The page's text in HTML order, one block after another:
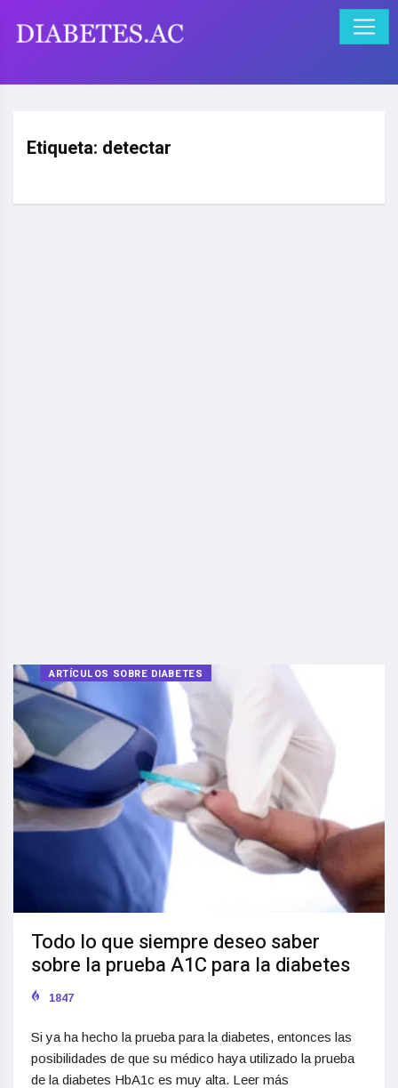
Etiqueta: detectar
ARTÍCULOS SOBRE DIABETES
Todo lo que siempre deseo saber
sobre la prueba A1C para la diabetes
1847
Si ya ha hecho la prueba para la diabetes, entonces las
posibilidades de que su médico haya utilizado la prueba
de la diabetes HbA1c es muy alta. Leer más